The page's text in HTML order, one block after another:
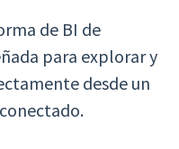
de BI de
para explorar y
desde un